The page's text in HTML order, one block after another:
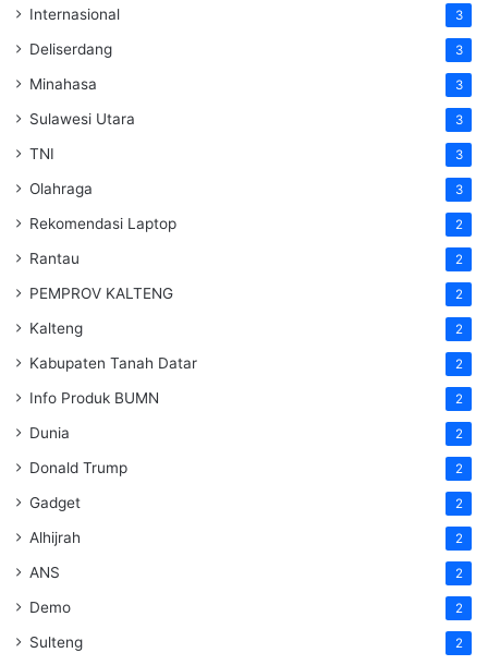
Internasional 3
Deliserdang 3
Minahasa 3
Sulawesi Utara 3
TNI 3
Olahraga 3
Rekomendasi Laptop 2
Rantau 2
PEMPROV KALTENG 2
Kalteng 2
Kabupaten Tanah Datar 2
Info Produk BUMN 2
Dunia 2
Donald Trump 2
Gadget 2
Alhijrah 2
ANS 2
Demo 2
Sulteng 2